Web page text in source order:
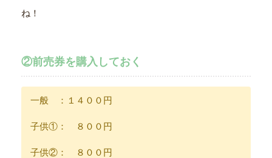
ね！
②前売券を購入しておく
一般 ：１４００円
子供①： ８００円
子供②： ８００円